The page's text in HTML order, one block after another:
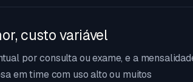
custo variável
por consulta ou exame, e a
em time com uso alto ou muitos